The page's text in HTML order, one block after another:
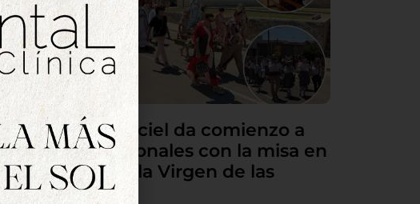
Villamarciel da comienzo a
sus patronales con la misa en
honor a la Virgen de las
Nieves